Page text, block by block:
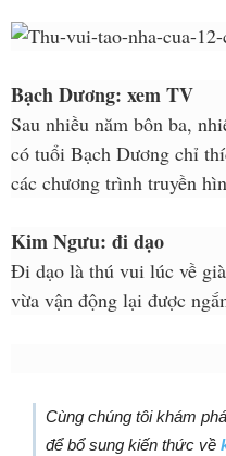
Bạch Dương: xem TV
Sau nhiều năm bôn ba,
có tuổi Bạch Dương chỉ
các chương trình truyền
Kim Ngưu: đi dạo
Đi dạo là thú vui lúc về
vừa vận động lại được
Cùng chúng tôi khám
để bổ sung kiến thức về